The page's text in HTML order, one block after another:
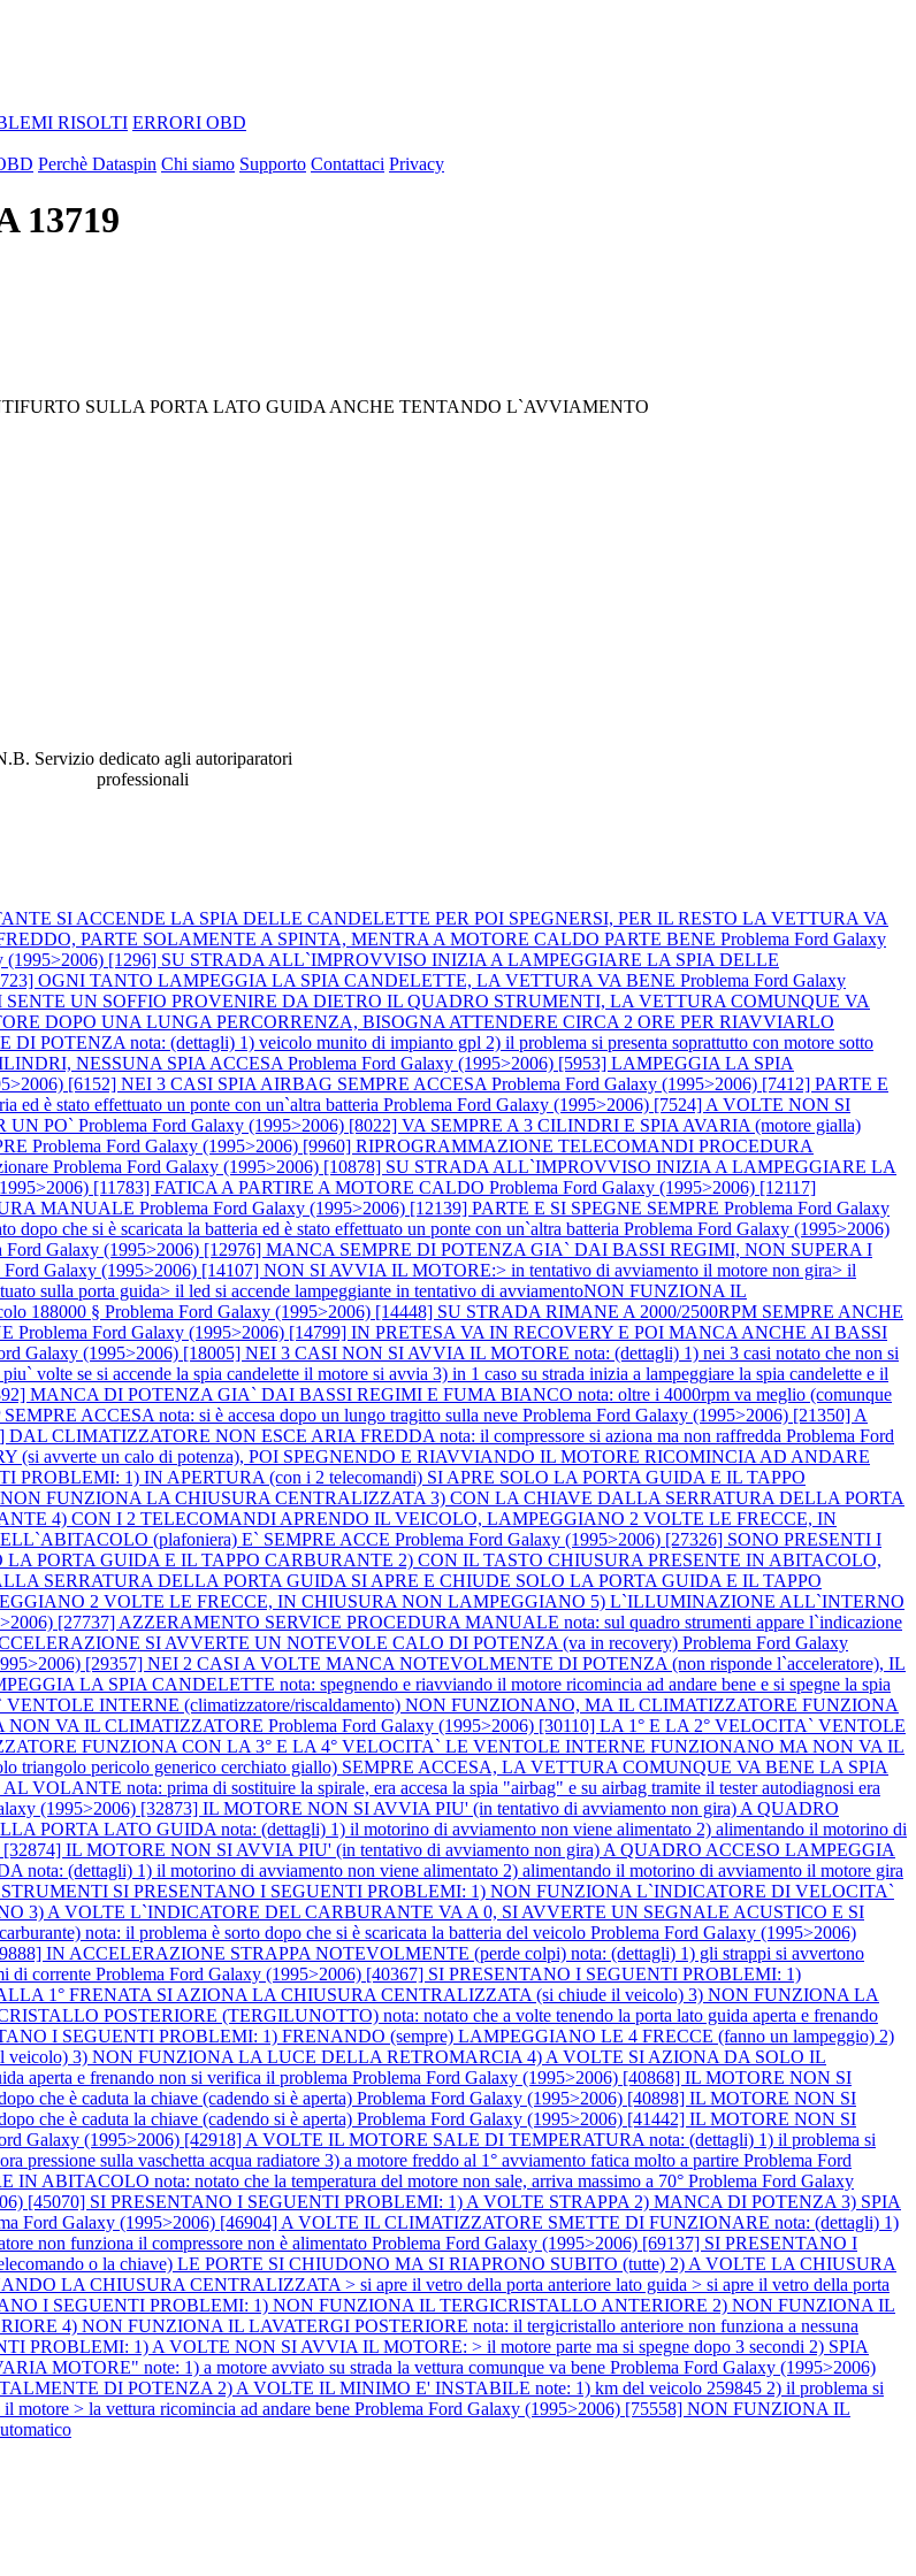
RISOLTI ERRORI OBD
Perchè Dataspin Chi siamo Supporto Contattaci Privacy
13719
SULLA PORTA LATO GUIDA ANCHE TENTANDO L`AVVIAMENTO
Servizio dedicato agli autoriparatori
professionali
SI ACCENDE LA SPIA DELLE CANDELETTE PER POI SPEGNERSI, PER IL RESTO LA VETTURA VA
PARTE SOLAMENTE A SPINTA, MENTRA A MOTORE CALDO PARTE BENE Problema Ford Galaxy
(1995>2006) [1296] SU STRADA ALL`IMPROVVISO INIZIA A LAMPEGGIARE LA SPIA DELLE
OGNI TANTO LAMPEGGIA LA SPIA CANDELETTE, LA VETTURA VA BENE Problema Ford Galaxy
UN SOFFIO PROVENIRE DA DIETRO IL QUADRO STRUMENTI, LA VETTURA COMUNQUE VA
DOPO UNA LUNGA PERCORRENZA, BISOGNA ATTENDERE CIRCA 2 ORE PER RIAVVIARLO
nota: (dettagli) 1) veicolo munito di impianto gpl 2) il problema si presenta soprattutto con motore sotto
NESSUNA SPIA ACCESA Problema Ford Galaxy (1995>2006) [5953] LAMPEGGIA LA SPIA
[6152] NEI 3 CASI SPIA AIRBAG SEMPRE ACCESA Problema Ford Galaxy (1995>2006) [7412] PARTE E
ed è stato effettuato un ponte con un`altra batteria Problema Ford Galaxy (1995>2006) [7524] A VOLTE NON SI
UN PO` Problema Ford Galaxy (1995>2006) [8022] VA SEMPRE A 3 CILINDRI E SPIA AVARIA (motore gialla)
Problema Ford Galaxy (1995>2006) [9960] RIPROGRAMMAZIONE TELECOMANDI PROCEDURA
Problema Ford Galaxy (1995>2006) [10878] SU STRADA ALL`IMPROVVISO INIZIA A LAMPEGGIARE LA
[11783] FATICA A PARTIRE A MOTORE CALDO Problema Ford Galaxy (1995>2006) [12117]
MANUALE Problema Ford Galaxy (1995>2006) [12139] PARTE E SI SPEGNE SEMPRE Problema Ford Galaxy
che si è scaricata la batteria ed è stato effettuato un ponte con un`altra batteria Problema Ford Galaxy (1995>2006)
Ford Galaxy (1995>2006) [12976] MANCA SEMPRE DI POTENZA GIA` DAI BASSI REGIMI, NON SUPERA I
Ford Galaxy (1995>2006) [14107] NON SI AVVIA IL MOTORE:> in tentativo di avviamento il motore non gira> il
sulla porta guida> il led si accende lampeggiante in tentativo di avviamentoNON FUNZIONA IL
188000 § Problema Ford Galaxy (1995>2006) [14448] SU STRADA RIMANE A 2000/2500RPM SEMPRE ANCHE
Problema Ford Galaxy (1995>2006) [14799] IN PRETESA VA IN RECOVERY E POI MANCA ANCHE AI BASSI
Galaxy (1995>2006) [18005] NEI 3 CASI NON SI AVVIA IL MOTORE nota: (dettagli) 1) nei 3 casi notato che non si
volte se si accende la spia candelette il motore si avvia 3) in 1 caso su strada inizia a lampeggiare la spia candelette e il
MANCA DI POTENZA GIA` DAI BASSI REGIMI E FUMA BIANCO nota: oltre i 4000rpm va meglio (comunque
ACCESA nota: si è accesa dopo un lungo tragitto sulla neve Problema Ford Galaxy (1995>2006) [21350] A
DAL CLIMATIZZATORE NON ESCE ARIA FREDDA nota: il compressore si aziona ma non raffredda Problema Ford
(si avverte un calo di potenza), POI SPEGNENDO E RIAVVIANDO IL MOTORE RICOMINCIA AD ANDARE
PROBLEMI: 1) IN APERTURA (con i 2 telecomandi) SI APRE SOLO LA PORTA GUIDA E IL TAPPO
FUNZIONA LA CHIUSURA CENTRALIZZATA 3) CON LA CHIAVE DALLA SERRATURA DELLA PORTA
4) CON I 2 TELECOMANDI APRENDO IL VEICOLO, LAMPEGGIANO 2 VOLTE LE FRECCE, IN
(plafoniera) E` SEMPRE ACCE Problema Ford Galaxy (1995>2006) [27326] SONO PRESENTI I
LA PORTA GUIDA E IL TAPPO CARBURANTE 2) CON IL TASTO CHIUSURA PRESENTE IN ABITACOLO,
SERRATURA DELLA PORTA GUIDA SI APRE E CHIUDE SOLO LA PORTA GUIDA E IL TAPPO
2 VOLTE LE FRECCE, IN CHIUSURA NON LAMPEGGIANO 5) L`ILLUMINAZIONE ALL`INTERNO
[27737] AZZERAMENTO SERVICE PROCEDURA MANUALE nota: sul quadro strumenti appare l`indicazione
SI AVVERTE UN NOTEVOLE CALO DI POTENZA (va in recovery) Problema Ford Galaxy
[29357] NEI 2 CASI A VOLTE MANCA NOTEVOLMENTE DI POTENZA (non risponde l`acceleratore), IL
LA SPIA CANDELETTE nota: spegnendo e riavviando il motore ricomincia ad andare bene e si spegne la spia
VENTOLE INTERNE (climatizzatore/riscaldamento) NON FUNZIONANO, MA IL CLIMATIZZATORE FUNZIONA
NON VA IL CLIMATIZZATORE Problema Ford Galaxy (1995>2006) [30110] LA 1° E LA 2° VELOCITA` VENTOLE
FUNZIONA CON LA 3° E LA 4° VELOCITA` LE VENTOLE INTERNE FUNZIONANO MA NON VA IL
triangolo pericolo generico cerchiato giallo) SEMPRE ACCESA, LA VETTURA COMUNQUE VA BENE LA SPIA
nota: prima di sostituire la spirale, era accesa la spia "airbag" e su airbag tramite il tester autodiagnosi era
(1995>2006) [32873] IL MOTORE NON SI AVVIA PIU' (in tentativo di avviamento non gira) A QUADRO
LATO GUIDA nota: (dettagli) 1) il motorino di avviamento non viene alimentato 2) alimentando il motorino di
[32874] IL MOTORE NON SI AVVIA PIU' (in tentativo di avviamento non gira) A QUADRO ACCESO LAMPEGGIA
(dettagli) 1) il motorino di avviamento non viene alimentato 2) alimentando il motorino di avviamento il motore gira
STRUMENTI SI PRESENTANO I SEGUENTI PROBLEMI: 1) NON FUNZIONA L`INDICATORE DI VELOCITA`
3) A VOLTE L`INDICATORE DEL CARBURANTE VA A 0, SI AVVERTE UN SEGNALE ACUSTICO E SI
nota: il problema è sorto dopo che si è scaricata la batteria del veicolo Problema Ford Galaxy (1995>2006)
IN ACCELERAZIONE STRAPPA NOTEVOLMENTE (perde colpi) nota: (dettagli) 1) gli strappi si avvertono
di corrente Problema Ford Galaxy (1995>2006) [40367] SI PRESENTANO I SEGUENTI PROBLEMI: 1)
1° FRENATA SI AZIONA LA CHIUSURA CENTRALIZZATA (si chiude il veicolo) 3) NON FUNZIONA LA
POSTERIORE (TERGILUNOTTO) nota: notato che a volte tenendo la porta lato guida aperta e frenando
I SEGUENTI PROBLEMI: 1) FRENANDO (sempre) LAMPEGGIANO LE 4 FRECCE (fanno un lampeggio) 2)
3) NON FUNZIONA LA LUCE DELLA RETROMARCIA 4) A VOLTE SI AZIONA DA SOLO IL
aperta e frenando non si verifica il problema Problema Ford Galaxy (1995>2006) [40868] IL MOTORE NON SI
che è caduta la chiave (cadendo si è aperta) Problema Ford Galaxy (1995>2006) [40898] IL MOTORE NON SI
che è caduta la chiave (cadendo si è aperta) Problema Ford Galaxy (1995>2006) [41442] IL MOTORE NON SI
Galaxy (1995>2006) [42918] A VOLTE IL MOTORE SALE DI TEMPERATURA nota: (dettagli) 1) il problema si
pressione sulla vaschetta acqua radiatore 3) a motore freddo al 1° avviamento fatica molto a partire Problema Ford
nota: notato che la temperatura del motore non sale, arriva massimo a 70° Problema Ford Galaxy
[45070] SI PRESENTANO I SEGUENTI PROBLEMI: 1) A VOLTE STRAPPA 2) MANCA DI POTENZA 3) SPIA
Ford Galaxy (1995>2006) [46904] A VOLTE IL CLIMATIZZATORE SMETTE DI FUNZIONARE nota: (dettagli) 1)
non funziona il compressore non è alimentato Problema Ford Galaxy (1995>2006) [69137] SI PRESENTANO I
o la chiave) LE PORTE SI CHIUDONO MA SI RIAPRONO SUBITO (tutte) 2) A VOLTE LA CHIUSURA
LA CHIUSURA CENTRALIZZATA > si apre il vetro della porta anteriore lato guida > si apre il vetro della porta
I SEGUENTI PROBLEMI: 1) NON FUNZIONA IL TERGICRISTALLO ANTERIORE 2) NON FUNZIONA IL
4) NON FUNZIONA IL LAVATERGI POSTERIORE nota: il tergicristallo anteriore non funziona a nessuna
PROBLEMI: 1) A VOLTE NON SI AVVIA IL MOTORE: > il motore parte ma si spegne dopo 3 secondi 2) SPIA
MOTORE" note: 1) a motore avviato su strada la vettura comunque va bene Problema Ford Galaxy (1995>2006)
DI POTENZA 2) A VOLTE IL MINIMO E' INSTABILE note: 1) km del veicolo 259845 2) il problema si
motore > la vettura ricomincia ad andare bene Problema Ford Galaxy (1995>2006) [75558] NON FUNZIONA IL